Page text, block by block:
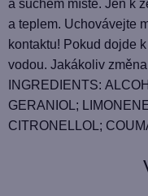
a suchém místě. Jen k
a teplem. Uchovávejte
kontaktu! Pokud dojde
vodou. Jakákoliv
INGREDIENTS:
GERANIOL;
CITRONELLOL;